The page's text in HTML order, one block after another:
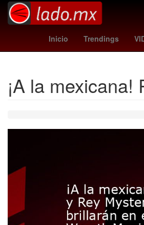
Inicio Trendings
Semana Santa
¡A la